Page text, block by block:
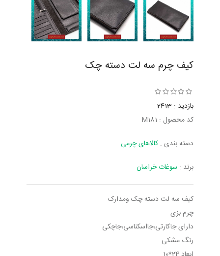
کیف چرم سه لت دسته چک
بازدید : 2413
کد محصول : M181
دسته بندی : کالاهای چرمی
برند : سوغات خراسان
کیف سه لت دسته چک ومدارک
چرم بزی
دارای جاکارتی،جااسکناسی،جاچکی
رنگ مشکی